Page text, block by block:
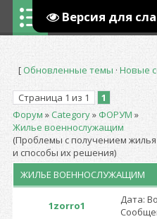
Версия для
[Обновленные темы·Новые
Страница 1 из 1
1
Форум»Сategory»ФОРУМ »
Жилье военнослужащим
(Проблемы с получением жилья
и способы их решения)
ЖИЛЬЕ ВОЕННОСЛУЖАЩИМ
1zorro1
Дата: